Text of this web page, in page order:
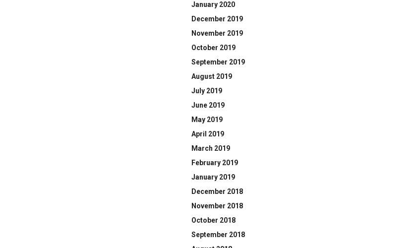
January 2020
December 2019
November 2019
October 2019
September 2019
August 2019
July 2019
June 2019
May 2019
April 2019
March 2019
February 2019
January 2019
December 2018
November 2018
October 2018
September 2018